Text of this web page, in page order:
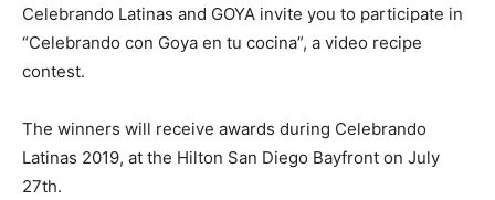
Celebrando Latinas and GOYA invite you to participate in
“Celebrando con Goya en tu cocina”, a video recipe
contest.
The winners will receive awards during Celebrando
Latinas 2019, at the Hilton San Diego Bayfront on July
27th.